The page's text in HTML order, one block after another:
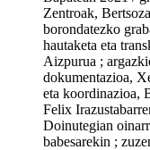
Zentroak,
borondatezko
hautaketa eta
Aizpurua ;
dokumentazioa,
eta koordinazioa,
Felix
Doinutegian
babesarekin ;